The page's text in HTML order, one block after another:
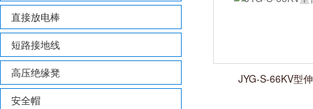
直接放电棒
短路接地线
高压绝缘凳
安全帽
JYG-S-66KV型